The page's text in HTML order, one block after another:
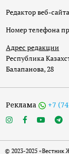
Редактор веб-
Номер телефона
Адрес редакции
Республика
Балапанова, 28
Реклама +7
© 2023-2025 «Вестник